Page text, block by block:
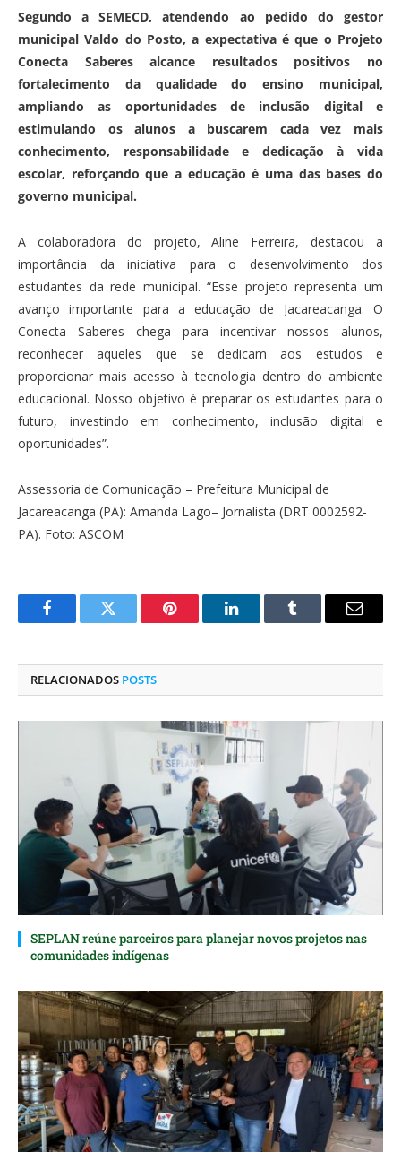
Segundo a SEMECD, atendendo ao pedido do gestor
municipal Valdo do Posto, a expectativa é que o Projeto
Conecta Saberes alcance resultados positivos no
fortalecimento da qualidade do ensino municipal,
ampliando as oportunidades de inclusão digital e
estimulando os alunos a buscarem cada vez mais
conhecimento, responsabilidade e dedicação à vida
escolar, reforçando que a educação é uma das bases do
governo municipal.
A colaboradora do projeto, Aline Ferreira, destacou a
importância da iniciativa para o desenvolvimento dos
estudantes da rede municipal. “Esse projeto representa um
avanço importante para a educação de Jacareacanga. O
Conecta Saberes chega para incentivar nossos alunos,
reconhecer aqueles que se dedicam aos estudos e
proporcionar mais acesso à tecnologia dentro do ambiente
educacional. Nosso objetivo é preparar os estudantes para o
futuro, investindo em conhecimento, inclusão digital e
oportunidades”.
Assessoria de Comunicação – Prefeitura Municipal de
Jacareacanga (PA): Amanda Lago– Jornalista (DRT 0002592-
PA). Foto: ASCOM
FacebookTwitter Pinterest O
Tumblr
E-
RELACIONADOS POSTS
SEPLAN reúne parceiros para planejar novos projetos nas
comunidades indígenas